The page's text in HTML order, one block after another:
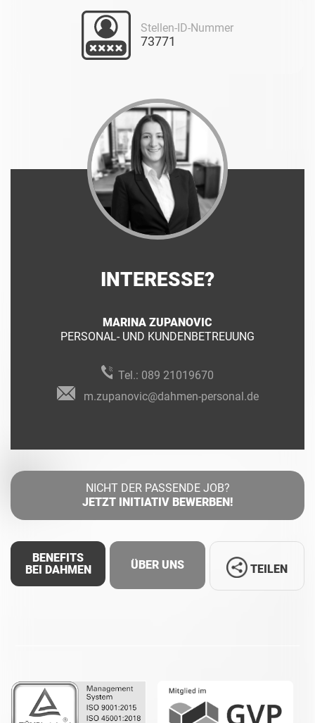
Stellen-ID-Nummer
73771
INTERESSE?
MARINA ZUPANOVIC
PERSONAL- UND KUNDENBETREUUNG
Tel.: 089 21019670
m.zupanovic@dahmen-personal.de
NICHT DER PASSENDE JOB?
JETZT INITIATIV BEWERBEN!
BENEFITS
BEI DAHMEN
ÜBER UNS
Whatsapp
TEILEN